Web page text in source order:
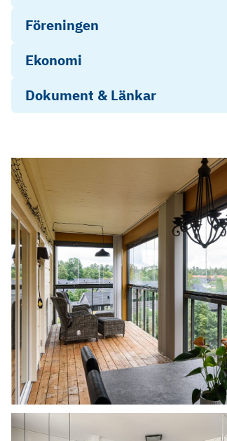
Föreningen
Ekonomi
Dokument & Länkar
Objektsbeskrivning